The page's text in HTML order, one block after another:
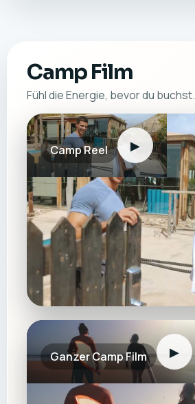
Camp Film
Fühl die Energie, bevor du buchst.
Camp Reel ▶
Ganzer Camp Film ▶